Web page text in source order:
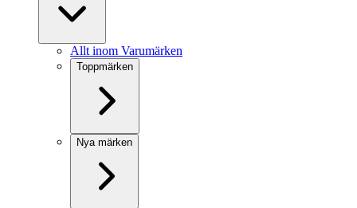
Allt inom Varumärken
Toppmärken
Nya märken